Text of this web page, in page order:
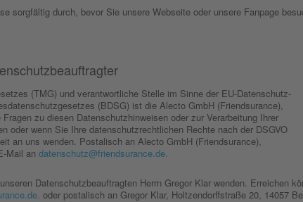
sorgfältig durch, bevor Sie unsere Webseite oder unsere Fanpage
(TMG) und verantwortliche Stelle im Sinne der EU-Datenschutz-
(BDSG) ist die Alecto GmbH (Friendsurance),
zu diesen Datenschutzhinweisen oder zur Verarbeitung Ihrer
oder wenn Sie Ihre datenschutzrechtlichen Rechte nach der DSGVO
an uns wenden. Postalisch an Alecto GmbH (Friendsurance),
Mail an datenschutz@friendsurance.de.
Datenschutzbeauftragten Herrn Gregor Klar wenden. Erreichen
oder postalisch an Gregor Klar, Holtzendorffstraße 20, 14057